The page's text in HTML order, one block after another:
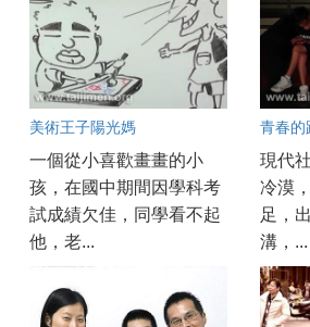
美術王子陽光媽
一個從小喜歡畫畫的小
孩，在國中期間因學科考
試成績欠佳，同學看不起
他，老...
青春的
現代
冷漠
足，
溝，...